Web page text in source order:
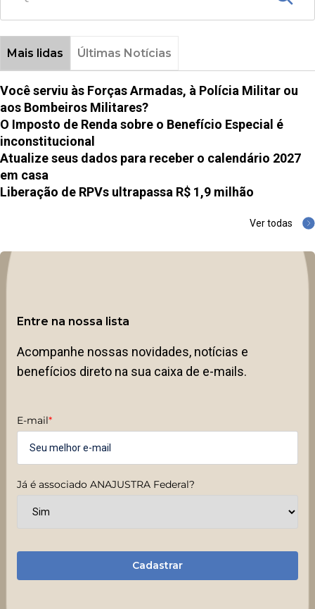
Mais lidas Últimas Notícias
Você serviu às Forças Armadas, à Polícia Militar ou
aos Bombeiros Militares?
O Imposto de Renda sobre o Benefício Especial é
inconstitucional
Atualize seus dados para receber o calendário 2027
em casa
Liberação de RPVs ultrapassa R$ 1,9 milhão
Ver todas
Entre na nossa lista
Acompanhe nossas novidades, notícias e
benefícios direto na sua caixa de e-mails.
E-mail*
Já é associado ANAJUSTRA Federal?
Cadastrar